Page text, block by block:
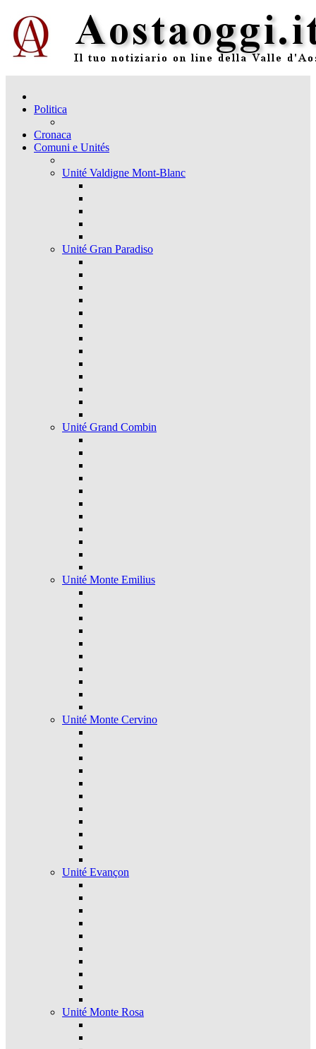
Politica
Cronaca
Comuni e Unités
Unité Valdigne Mont-Blanc
Unité Gran Paradiso
Unité Grand Combin
Unité Monte Emilius
Unité Monte Cervino
Unité Evançon
Unité Monte Rosa